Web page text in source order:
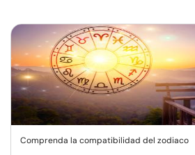
Comprenda la compatibilidad del zodiaco